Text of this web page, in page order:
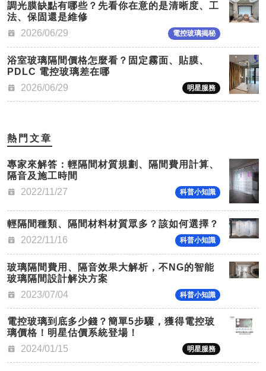
調光膜缺點有哪些？先看你在意的是清晰度、工
法、保固還是維修
2026/06/29
電控玻璃揭秘
浴室玻璃隔間價格怎麼看？固定霧面、貼膜、
PDLC 電控玻璃差在哪
2026/06/29
明星服務
熱門文章
專家來解答：輕隔間材質規劃、隔間費用計算、
隔音及施工時間
2022/11/27
科普小知識
輕隔間種類、隔間材料材質眾多？該如何選擇？
2022/11/16
科普小知識
玻璃隔間費用、隔音效果大解析，不NG的智能
玻璃隔間設計解決方案
2023/07/04
科普小知識
電控玻璃到底多少錢？簡單5步驟，獲得電控玻
璃價格！明星估價系統登場！
2024/01/15
明星服務